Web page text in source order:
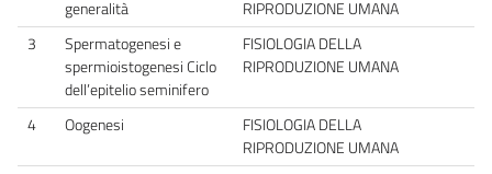
generalità
RIPRODUZIONE UMANA
3
Spermatogenesi e
spermioistogenesi Ciclo
dell’epitelio seminifero
FISIOLOGIA DELLA
RIPRODUZIONE UMANA
4 Oogenesi
FISIOLOGIA DELLA
RIPRODUZIONE UMANA